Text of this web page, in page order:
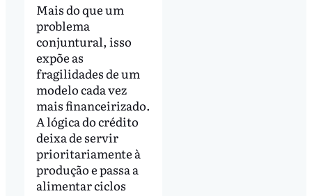
Mais do que um
problema
conjuntural, isso
expõe as
fragilidades de um
modelo cada vez
mais financeirizado.
A lógica do crédito
deixa de servir
prioritariamente à
produção e passa a
alimentar ciclos